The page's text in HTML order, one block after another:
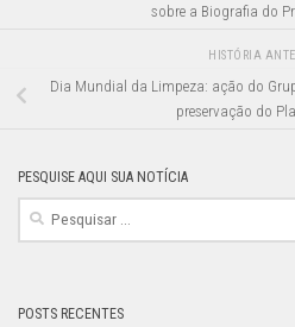
sobre a Biografia do
HISTÓRIA
Dia Mundial da Limpeza: ação do
preservação do
PESQUISE AQUI SUA NOTÍCIA
Pesquisar
POSTS RECENTES